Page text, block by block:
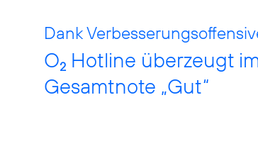
Dank
O2 Hotline überzeugt
Gesamtnote „Gut“